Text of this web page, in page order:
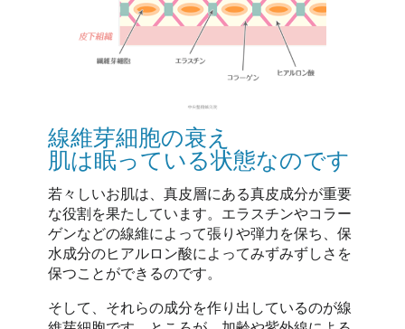
線維芽細胞の衰え
肌は眠っている状態なのです
若々しいお肌は、真皮層にある真皮成分が重要
な役割を果たしています。エラスチンやコラー
ゲンなどの線維によって張りや弾力を保ち、保
水成分のヒアルロン酸によってみずみずしさを
保つことができるのです。
そして、それらの成分を作り出しているのが線